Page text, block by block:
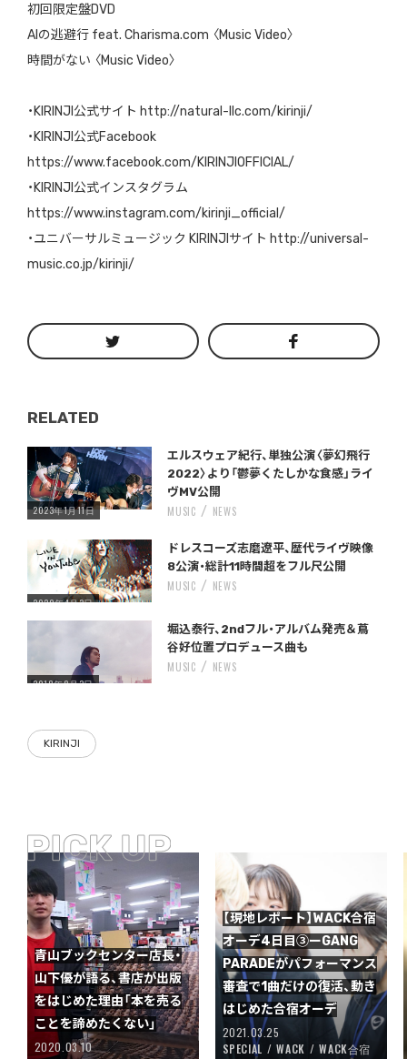
初回限定盤DVD
AI の逃避行feat. Charisma.com 〈Music Video〉
時間がない 〈Music Video〉
・ KIRINJI 公式サイト http://natural-llc.com/kirinji/
・ KIRINJI 公式Facebook
https://www.facebook.com/KIRINJIOFFICIAL/
・ KIRINJI 公式インスタグラム
https://www.instagram.com/kirinji_official/
・ユニバーサルミュージック KIRINJI サイト http://universal-
music.co.jp/kirinji/
RELATED
Warning : Undefined variable $post_id in
/home/storywriter/storywriter.tokyo/public_html/wp-content/themes/StoryWriter/single.phpon line242
エルスウェア紀行、単独公演〈夢幻飛行
2022〉より「鬱夢くたしかな食感」ライ
ヴMV公開
2023年1月11日
MUSIC NEWS
Warning : Undefined variable $post_id in
/home/storywriter/storywriter.tokyo/public_html/wp-content/themes/StoryWriter/single.php on line242
ドレスコーズ志磨遼平、歴代ライヴ映像
8公演・総計11時間超をフル尺公開
2020年4月3日
MUSIC NEWS
Warning : Undefined variable $post_id in
/home/storywriter/storywriter.tokyo/public_html/wp-content/themes/StoryWriter/single.phpon line242
堀込泰行、2ndフル・アルバム発売＆蔦
谷好位置プロデュース曲も
2018年8月3日
MUSIC NEWS
KIRINJI
青山ブックセンター店長・
山下優が語る、書店が出版
をはじめた理由「本を売る
ことを諦めたくない」
2020.03.10
【現地レポート】WACK合宿
オーデ4日目③ーGANG
PARADEがパフォーマンス
審査で1曲だけの復活、動き
はじめた合宿オーデ
2021.03.25
SPECIAL
WACK
WACK合宿